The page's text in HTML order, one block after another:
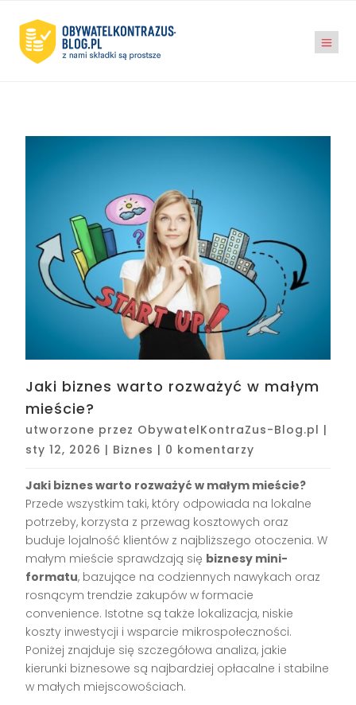
Jaki biznes warto rozważyć w małym
mieście?
utworzone przez ObywatelKontraZus-Blog.pl |
sty 12, 2026 | Biznes | 0 komentarzy
Jaki biznes warto rozważyć w małym mieście?
Przede wszystkim taki, który odpowiada na lokalne
potrzeby, korzysta z przewag kosztowych oraz
buduje lojalność klientów z najbliższego otoczenia. W
małym mieście sprawdzają się biznesy mini-
formatu, bazujące na codziennych nawykach oraz
rosnącym trendzie zakupów w formacie
convenience. Istotne są także lokalizacja, niskie
koszty inwestycji i wsparcie mikrospołeczności.
Poniżej znajduje się szczegółowa analiza, jakie
kierunki biznesowe są najbardziej opłacalne i stabilne
w małych miejscowościach.